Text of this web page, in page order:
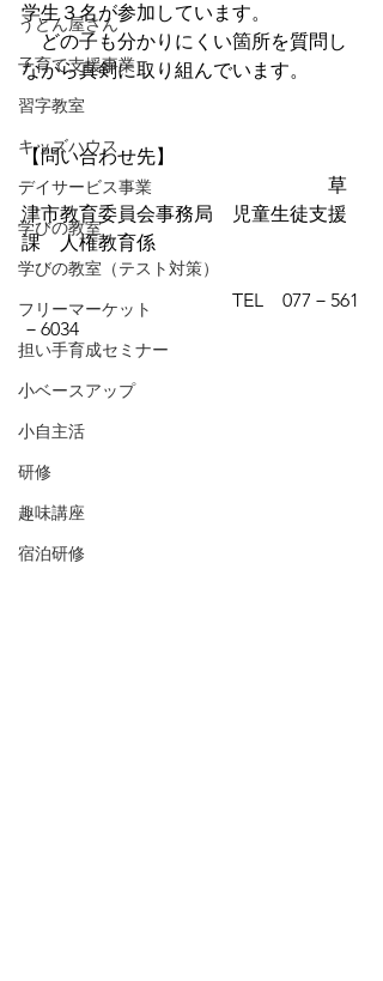
うどん屋さん
子育て支援事業
習字教室
キッズハウス
デイサービス事業
学びの教室
学びの教室（テスト対策）
フリーマーケット
担い手育成セミナー
小ベースアップ
小自主活
研修
趣味講座
宿泊研修
学生３名が参加しています。
どの子も分かりにくい箇所を質問し
ながら真剣に取り組んでいます。
【問い合わせ先】
草
津市教育委員会事務局　児童生徒支援
課　人権教育係
TEL　077－561
－6034